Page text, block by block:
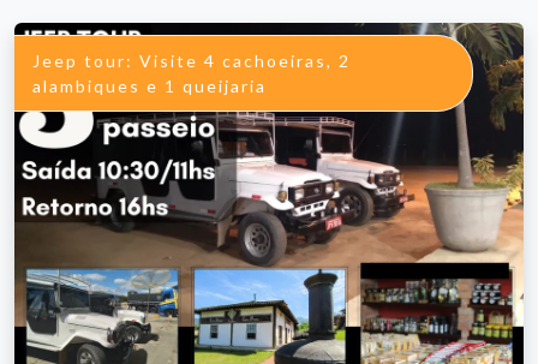
Jeep tour: Visite 4 cachoeiras, 2
alambiques e 1 queijaria